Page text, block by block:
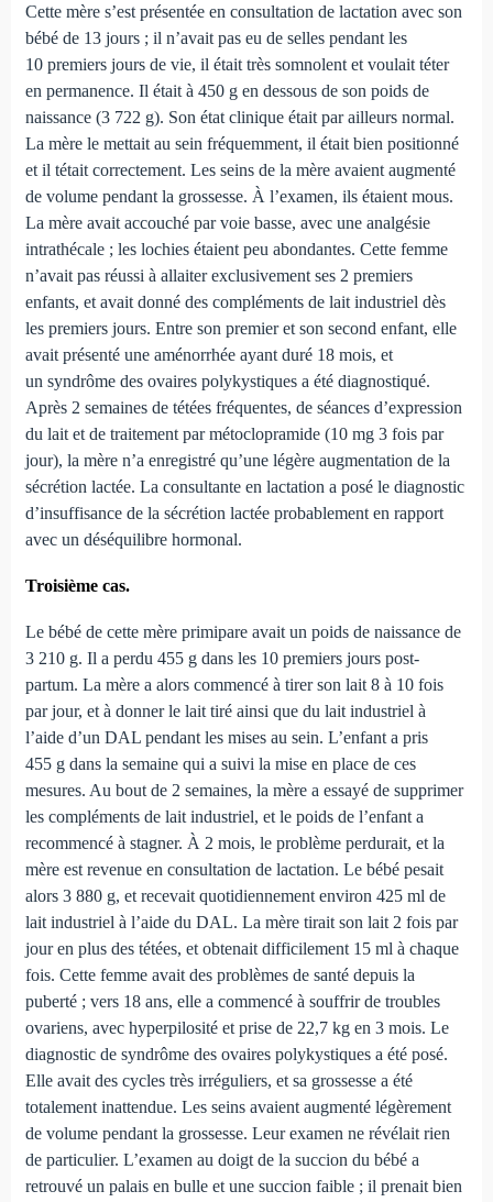
Cette mère s’est présentée en consultation de lactation avec son
bébé de 13 jours ; il n’avait pas eu de selles pendant les
10 premiers jours de vie, il était très somnolent et voulait téter
en permanence. Il était à 450 g en dessous de son poids de
naissance (3 722 g). Son état clinique était par ailleurs normal.
La mère le mettait au sein fréquemment, il était bien positionné
et il tétait correctement. Les seins de la mère avaient augmenté
de volume pendant la grossesse. À l’examen, ils étaient mous.
La mère avait accouché par voie basse, avec une analgésie
intrathécale ; les lochies étaient peu abondantes. Cette femme
n’avait pas réussi à allaiter exclusivement ses 2 premiers
enfants, et avait donné des compléments de lait industriel dès
les premiers jours. Entre son premier et son second enfant, elle
avait présenté une aménorrhée ayant duré 18 mois, et
un syndrôme des ovaires polykystiques a été diagnostiqué.
Après 2 semaines de tétées fréquentes, de séances d’expression
du lait et de traitement par métoclopramide (10 mg 3 fois par
jour), la mère n’a enregistré qu’une légère augmentation de la
sécrétion lactée. La consultante en lactation a posé le diagnostic
d’insuffisance de la sécrétion lactée probablement en rapport
avec un déséquilibre hormonal.
Troisième cas.
Le bébé de cette mère primipare avait un poids de naissance de
3 210 g. Il a perdu 455 g dans les 10 premiers jours post-
partum. La mère a alors commencé à tirer son lait 8 à 10 fois
par jour, et à donner le lait tiré ainsi que du lait industriel à
l’aide d’un DAL pendant les mises au sein. L’enfant a pris
455 g dans la semaine qui a suivi la mise en place de ces
mesures. Au bout de 2 semaines, la mère a essayé de supprimer
les compléments de lait industriel, et le poids de l’enfant a
recommencé à stagner. À 2 mois, le problème perdurait, et la
mère est revenue en consultation de lactation. Le bébé pesait
alors 3 880 g, et recevait quotidiennement environ 425 ml de
lait industriel à l’aide du DAL. La mère tirait son lait 2 fois par
jour en plus des tétées, et obtenait difficilement 15 ml à chaque
fois. Cette femme avait des problèmes de santé depuis la
puberté ; vers 18 ans, elle a commencé à souffrir de troubles
ovariens, avec hyperpilosité et prise de 22,7 kg en 3 mois. Le
diagnostic de syndrôme des ovaires polykystiques a été posé.
Elle avait des cycles très irréguliers, et sa grossesse a été
totalement inattendue. Les seins avaient augmenté légèrement
de volume pendant la grossesse. Leur examen ne révélait rien
de particulier. L’examen au doigt de la succion du bébé a
retrouvé un palais en bulle et une succion faible ; il prenait bien